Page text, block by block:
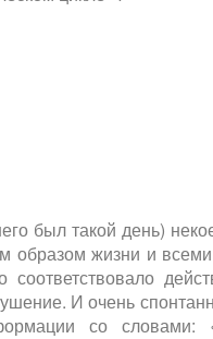
был такой день)
образом жизни и
соответствовало
И очень
со